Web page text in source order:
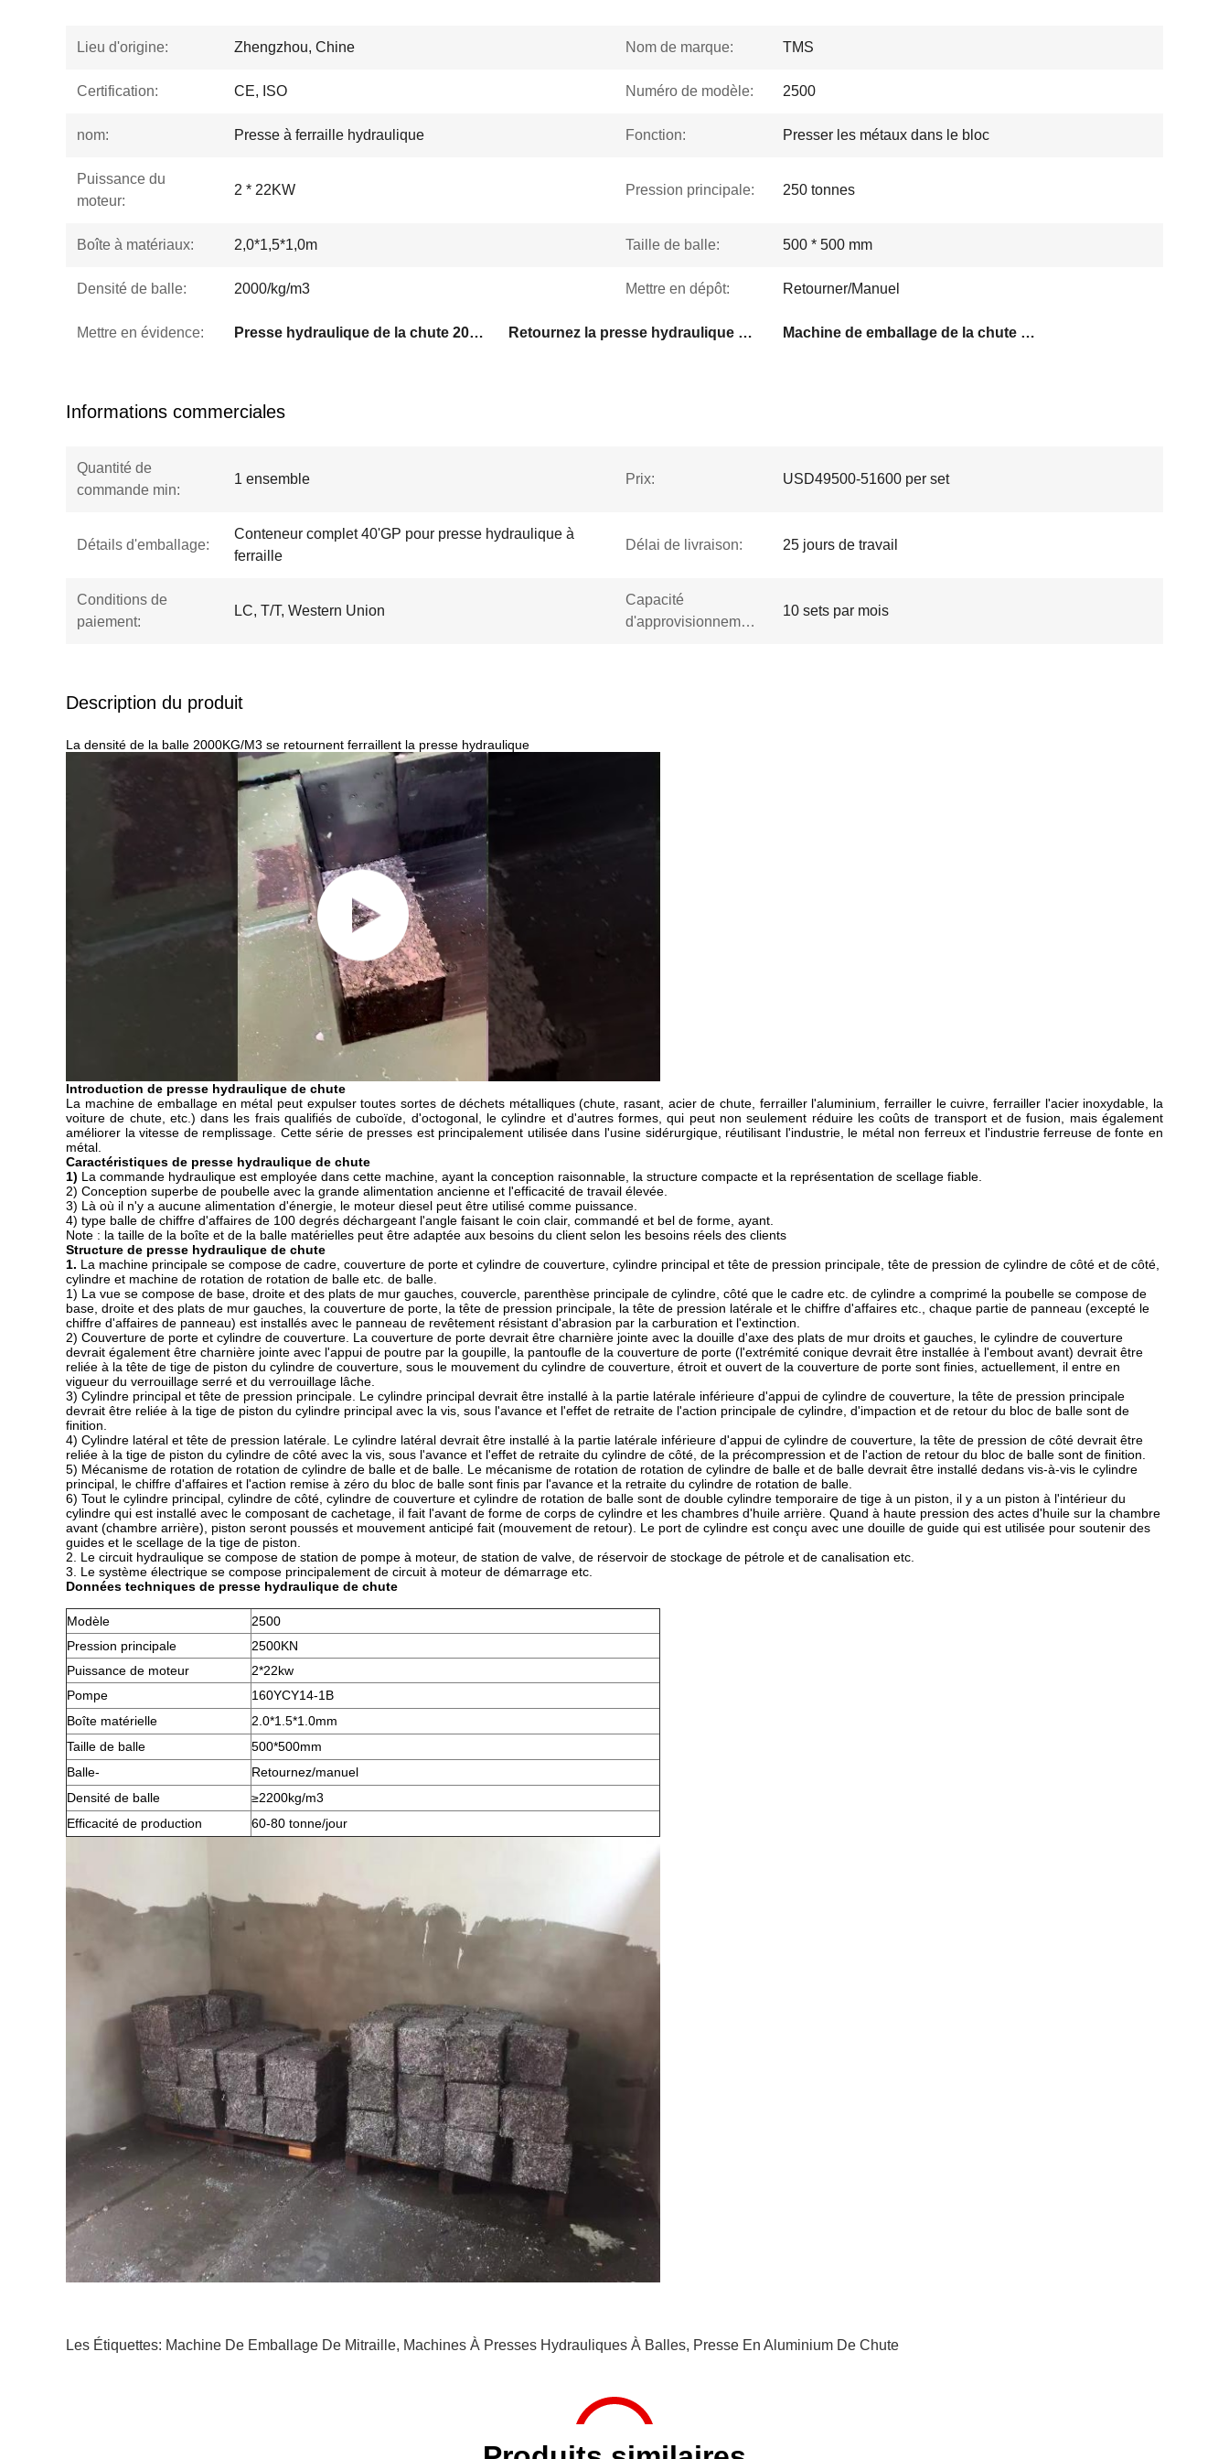
Lieu d'origine: Zhengzhou, Chine Nom de marque: TMS
Certification: CE, ISO Numéro de modèle: 2500
nom: Presse à ferraille hydraulique Fonction: Presser les métaux dans le bloc
Puissance du
moteur:
2 * 22KW Pression principale: 250 tonnes
Boîte à matériaux: 2,0*1,5*1,0m Taille de balle: 500 * 500 mm
Densité de balle: 2000/kg/m3 Mettre en dépôt: Retourner/Manuel
Mettre en évidence: Presse hydraulique de la chute 2000KG/M3 Retournez la presse hydraulique de chute Machine de emballage de la chute 2000KG/M3
Informations commerciales
Quantité de
commande min:
1 ensemble Prix: USD49500-51600 per set
Détails d'emballage:
Conteneur complet 40'GP pour presse hydraulique à
ferraille
Délai de livraison: 25 jours de travail
Conditions de
paiement:
LC, T/T, Western Union
Capacité
d'approvisionnement:
10 sets par mois
Description du produit
La densité de la balle 2000KG/M3 se retournent ferraillent la presse hydraulique
Introduction de presse hydraulique de chute
La machine de emballage en métal peut expulser toutes sortes de déchets métalliques (chute, rasant, acier de chute, ferrailler l'aluminium, ferrailler le cuivre, ferrailler l'acier inoxydable, la
voiture de chute, etc.) dans les frais qualifiés de cuboïde, d'octogonal, le cylindre et d'autres formes, qui peut non seulement réduire les coûts de transport et de fusion, mais également
améliorer la vitesse de remplissage. Cette série de presses est principalement utilisée dans l'usine sidérurgique, réutilisant l'industrie, le métal non ferreux et l'industrie ferreuse de fonte en
métal.
Caractéristiques de presse hydraulique de chute
1) La commande hydraulique est employée dans cette machine, ayant la conception raisonnable, la structure compacte et la représentation de scellage fiable.
2) Conception superbe de poubelle avec la grande alimentation ancienne et l'efficacité de travail élevée.
3) Là où il n'y a aucune alimentation d'énergie, le moteur diesel peut être utilisé comme puissance.
4) type balle de chiffre d'affaires de 100 degrés déchargeant l'angle faisant le coin clair, commandé et bel de forme, ayant.
Note : la taille de la boîte et de la balle matérielles peut être adaptée aux besoins du client selon les besoins réels des clients
Structure de presse hydraulique de chute
1. La machine principale se compose de cadre, couverture de porte et cylindre de couverture, cylindre principal et tête de pression principale, tête de pression de cylindre de côté et de côté,
cylindre et machine de rotation de rotation de balle etc. de balle.
1) La vue se compose de base, droite et des plats de mur gauches, couvercle, parenthèse principale de cylindre, côté que le cadre etc. de cylindre a comprimé la poubelle se compose de
base, droite et des plats de mur gauches, la couverture de porte, la tête de pression principale, la tête de pression latérale et le chiffre d'affaires etc., chaque partie de panneau (excepté le
chiffre d'affaires de panneau) est installés avec le panneau de revêtement résistant d'abrasion par la carburation et l'extinction.
2) Couverture de porte et cylindre de couverture. La couverture de porte devrait être charnière jointe avec la douille d'axe des plats de mur droits et gauches, le cylindre de couverture
devrait également être charnière jointe avec l'appui de poutre par la goupille, la pantoufle de la couverture de porte (l'extrémité conique devrait être installée à l'embout avant) devrait être
reliée à la tête de tige de piston du cylindre de couverture, sous le mouvement du cylindre de couverture, étroit et ouvert de la couverture de porte sont finies, actuellement, il entre en
vigueur du verrouillage serré et du verrouillage lâche.
3) Cylindre principal et tête de pression principale. Le cylindre principal devrait être installé à la partie latérale inférieure d'appui de cylindre de couverture, la tête de pression principale
devrait être reliée à la tige de piston du cylindre principal avec la vis, sous l'avance et l'effet de retraite de l'action principale de cylindre, d'impaction et de retour du bloc de balle sont de
finition.
4) Cylindre latéral et tête de pression latérale. Le cylindre latéral devrait être installé à la partie latérale inférieure d'appui de cylindre de couverture, la tête de pression de côté devrait être
reliée à la tige de piston du cylindre de côté avec la vis, sous l'avance et l'effet de retraite du cylindre de côté, de la précompression et de l'action de retour du bloc de balle sont de finition.
5) Mécanisme de rotation de rotation de cylindre de balle et de balle. Le mécanisme de rotation de rotation de cylindre de balle et de balle devrait être installé dedans vis-à-vis le cylindre
principal, le chiffre d'affaires et l'action remise à zéro du bloc de balle sont finis par l'avance et la retraite du cylindre de rotation de balle.
6) Tout le cylindre principal, cylindre de côté, cylindre de couverture et cylindre de rotation de balle sont de double cylindre temporaire de tige à un piston, il y a un piston à l'intérieur du
cylindre qui est installé avec le composant de cachetage, il fait l'avant de forme de corps de cylindre et les chambres d'huile arrière. Quand à haute pression des actes d'huile sur la chambre
avant (chambre arrière), piston seront poussés et mouvement anticipé fait (mouvement de retour). Le port de cylindre est conçu avec une douille de guide qui est utilisée pour soutenir des
guides et le scellage de la tige de piston.
2. Le circuit hydraulique se compose de station de pompe à moteur, de station de valve, de réservoir de stockage de pétrole et de canalisation etc.
3. Le système électrique se compose principalement de circuit à moteur de démarrage etc.
Données techniques de presse hydraulique de chute
Modèle
2500
Pression principale
2500KN
Puissance de moteur
2*22kw
Pompe
160YCY14-1B
Boîte matérielle
2.0*1.5*1.0mm
Taille de balle
500*500mm
Balle-
Retournez/manuel
Densité de balle
≥2200kg/m3
Efficacité de production
60-80 tonne/jour
Les Étiquettes: Machine De Emballage De Mitraille, Machines À Presses Hydrauliques À Balles, Presse En Aluminium De Chute